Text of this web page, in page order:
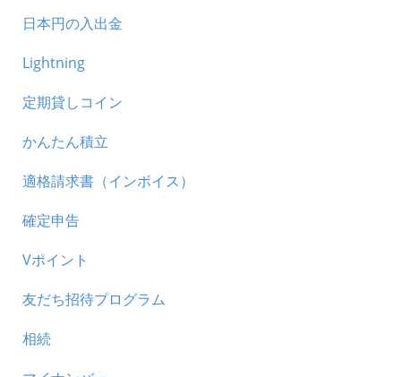
日本円の入出金
Lightning
定期貸しコイン
かんたん積立
適格請求書（インボイス）
確定申告
Vポイント
友だち招待プログラム
相続